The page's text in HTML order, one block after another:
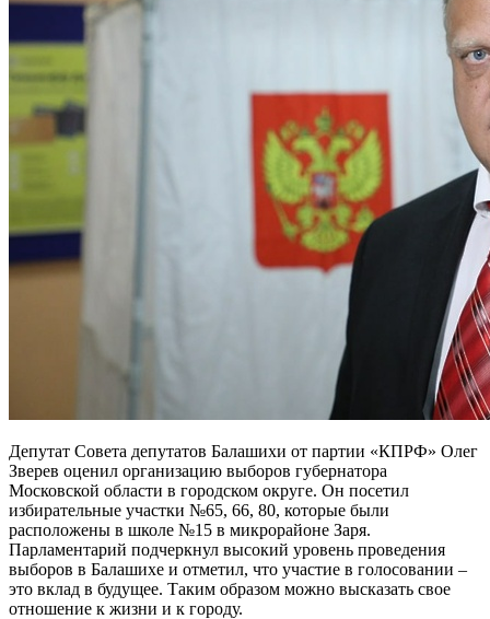
Депутат Совета депутатов Балашихи от партии «КПРФ» Олег
Зверев оценил организацию выборов губернатора
Московской области в городском округе. Он посетил
избирательные участки №65, 66, 80, которые были
расположены в школе №15 в микрорайоне Заря.
Парламентарий подчеркнул высокий уровень проведения
выборов в Балашихе и отметил, что участие в голосовании –
это вклад в будущее. Таким образом можно высказать свое
отношение к жизни и к городу.